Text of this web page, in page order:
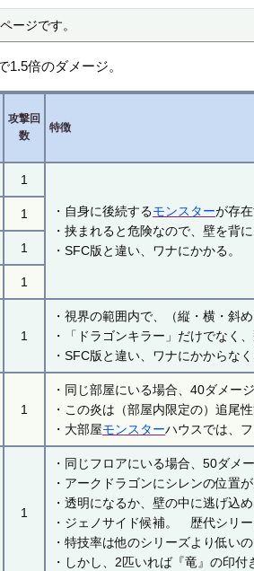
ージです。
1.5倍のダメージ。
攻撃回
数
特徴
1
・自身に後続するモンスターが存
・挟まれると危険なので、壁を背
・SFC版と違い、ワナにかかる。
1
1
1
1
・視界の範囲内で、（縦・横・斜
・「ドラゴンキラー」だけでなく
・SFC版と違い、ワナにかからな
1
・同じ部屋にいる場合、40ダメー
・この炎は（部屋内限定の）追尾
・大部屋モンスターハウスでは、
1
・同じフロアにいる場合、50ダメ
・アークドラゴンにシレンの位置
・透明になるか、壁の中に逃げ込
・ジェノサイド候補。 歴代シリー
・特技率は他のシリーズより低い
・しかし、2匹いれば『竜』の印付